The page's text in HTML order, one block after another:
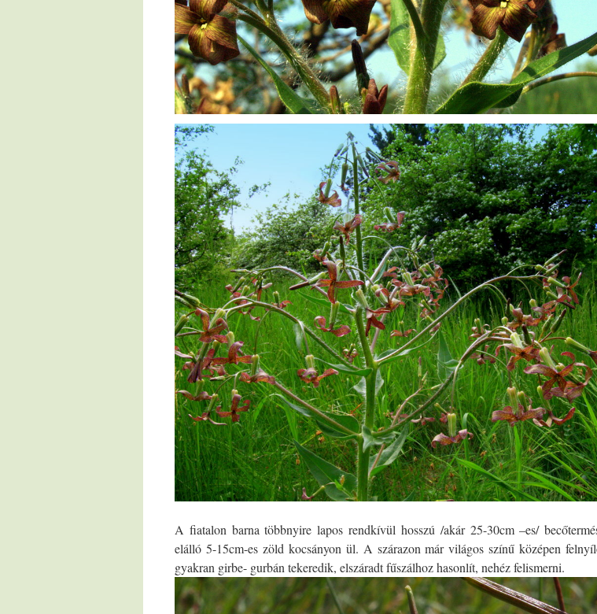
A fiatalon barna többnyire lapos rendkívül hosszú /akár 25-30cm –es/
elálló 5-15cm-es zöld kocsányon ül. A szárazon már világos színű középen
gyakran girbe- gurbán tekeredik, elszáradt fűszálhoz hasonlít, nehéz felismerni.